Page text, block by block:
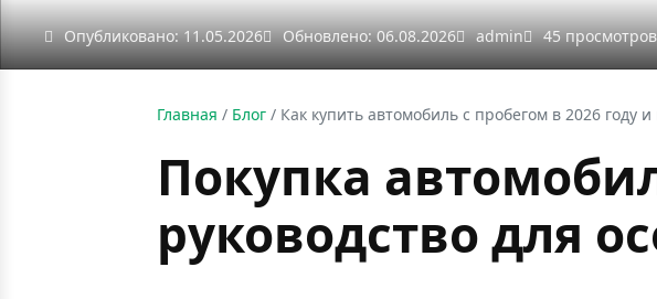
Опубликовано: 11.05.2026 Обновлено: 06.08.2026 admin 45 просмотров
Главная / Блог / Как купить автомобиль с пробегом в 2026 году
Покупка
руководство для